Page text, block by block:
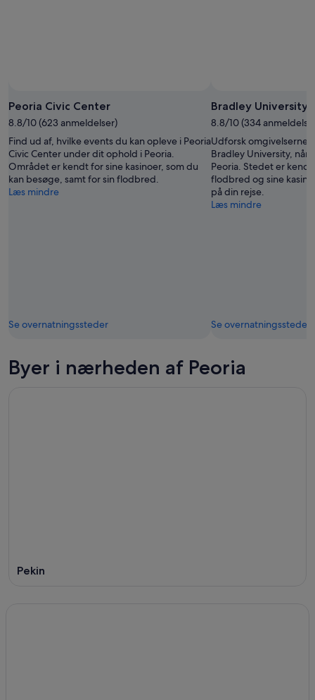
Peoria Civic Center
8.8/10 (623 anmeldelser)
Find ud af, hvilke events du kan opleve i Peoria
Civic Center under dit ophold i Peoria.
Området er kendt for sine kasinoer, som du
kan besøge, samt for sin flodbred.
Læs mindre
Se overnatningssteder
Bradley University
8.8/10 (334
Udforsk omgivelserne
Bradley University, når
Peoria. Stedet er
flodbred og sine
på din rejse.
Læs mindre
Se overnatningssteder
Byer i nærheden af Peoria
Pekin